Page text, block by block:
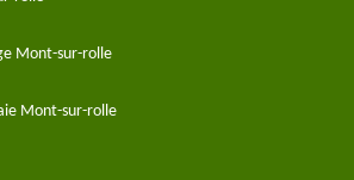
Mont-sur-rolle
Mont-sur-rolle